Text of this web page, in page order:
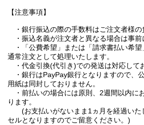
【注意事項】
・銀行振込の際の手数料はご注文者様の
・振込名義が注文者と異なる場合は事前
・「公費希望」または「請求書払い希望
通常注文として処理いたします。
・代金引換(代引き)での発送は対応して
・銀行はPayPay銀行となりますので、
用紙は同封しておりません。
・前払いの場合には原則、2週間以内に
ります。
(お支払いがないまま1ヵ月を経過いた
セルとなりますのでご留意ください。)